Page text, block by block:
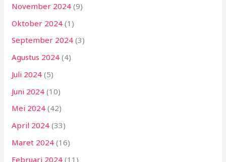
November 2024 (9)
Oktober 2024 (1)
September 2024 (3)
Agustus 2024 (4)
Juli 2024 (5)
Juni 2024 (10)
Mei 2024 (42)
April 2024 (33)
Maret 2024 (16)
Februari 2024 (11)